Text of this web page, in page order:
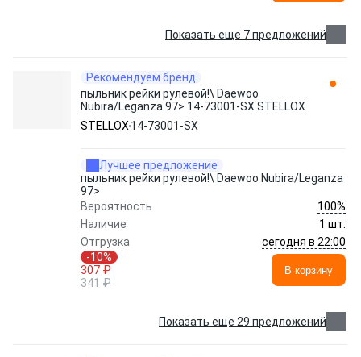
Показать еще 7 предложений
Рекомендуем бренд
пыльник рейки рулевой!\ Daewoo
Nubira/Leganza 97> 14-73001-SX STELLOX
STELLOX 14-73001-SX
Лучшее предложение
пыльник рейки рулевой!\ Daewoo Nubira/Leganza
97>
Вероятность
100%
Наличие
1 шт.
Отгрузка
сегодня в 22:00
-10%
307 ₽
341 ₽
В корзину
Показать еще 29 предложений